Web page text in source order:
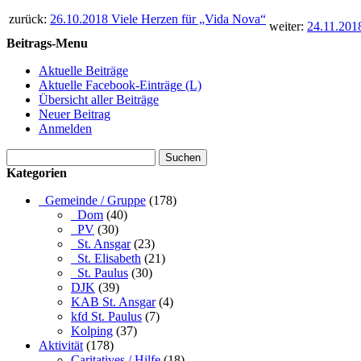
zurück: 26.10.2018 Viele Herzen für „Vida Nova“
weiter:
Beitrags-Menu
Aktuelle Beiträge
Aktuelle Facebook-Einträge (L)
Übersicht aller Beiträge
Neuer Beitrag
Anmelden
nach:
Kategorien
_Gemeinde / Gruppe (178)
_Dom (40)
_PV (30)
_St. Ansgar(23)
_St. Elisabeth (21)
_St. Paulus (30)
DJK (39)
KAB St. Ansgar(4)
kfd St. Paulus (7)
Kolping (37)
Aktivität (178)